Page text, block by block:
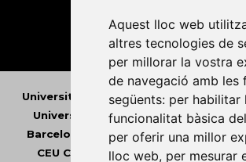
Aquest lloc web
altres tecnologies de
per millorar la vostra
de navegació amb les
següents: per habilitar
funcionalitat bàsica
per oferir una millor
lloc web, per mesurar
Universitat Abat Oliba CEU•
Universitat d'Andorra•Universitat
Barcelona
Universitat de Barcelona
CEU Cardenal Herrera
•Universitat